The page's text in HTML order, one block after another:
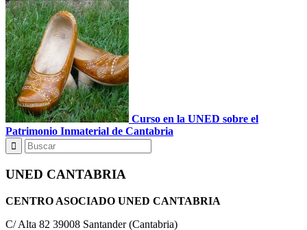
Curso en la UNED sobre el
Patrimonio Inmaterial de Cantabria
UNED CANTABRIA
CENTRO ASOCIADO UNED CANTABRIA
C/ Alta 82 39008 Santander (Cantabria)